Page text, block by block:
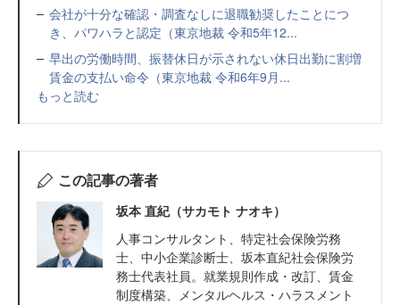
会社が十分な確認・調査なしに退職勧奨したことにつ
き、パワハラと認定（東京地裁 令和5年12...
早出の労働時間、振替休日が示されない休日出勤に割増
賃金の支払い命令（東京地裁 令和6年9月...
もっと読む
この記事の著者
坂本 直紀（サカモト ナオキ）
人事コンサルタント、特定社会保険労務
士、中小企業診断士、坂本直紀社会保険労
務士代表社員。就業規則作成・改訂、賃金
制度構築、メンタルヘルス・ハラスメント